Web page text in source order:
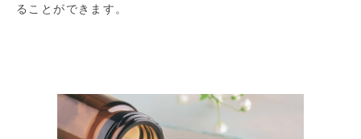
ることができます。